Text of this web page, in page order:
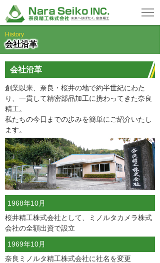
History
会社沿革
会社沿革
創業以来、奈良・桜井の地で約半世紀にわた
り、一貫して精密部品加工に携わってきた奈良
精工。
私たちの今日までの歩みを簡単にご紹介いたし
ます。
1968年10月
桜井精工株式会社として、ミノルタカメラ株式
会社の全額出資で設立
1969年10月
奈良ミノルタ精工株式会社に社名を変更